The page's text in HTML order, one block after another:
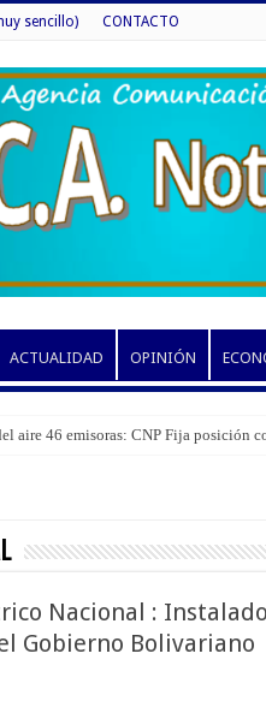
sencillo) CONTACTO
ACTUALIDAD OPINIÓN
aire 46 emisoras: CNP Fija posición
Nacional :
Gobierno Bolivariano